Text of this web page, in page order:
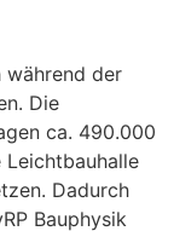
der
Die
ca. 490.000
Leichtbauhalle
Dadurch
Bauphysik